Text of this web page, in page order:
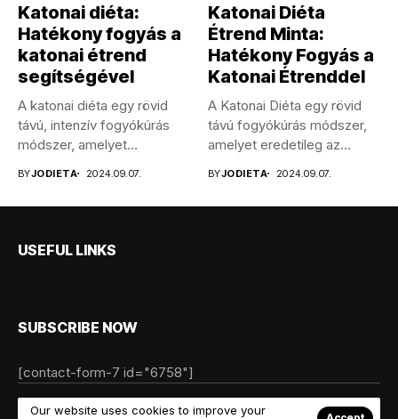
Katonai diéta:
Hatékony fogyás a
katonai étrend
segítségével
A katonai diéta egy rövid
távú, intenzív fogyókúrás
módszer, amelyet
BYJODIETA 2024.09.07.
Katonai Diéta
Étrend Minta:
Hatékony Fogyás a
Katonai Étrenddel
A Katonai Diéta egy rövid
távú fogyókúrás módszer,
amelyet eredetileg az
BYJODIETA 2024.09.07.
USEFUL LINKS
SUBSCRIBE NOW
[contact-form-7 id="6758"]
© Copyright 2022 Jellywp. All rights reserved powered by
Our website uses cookies to improve your